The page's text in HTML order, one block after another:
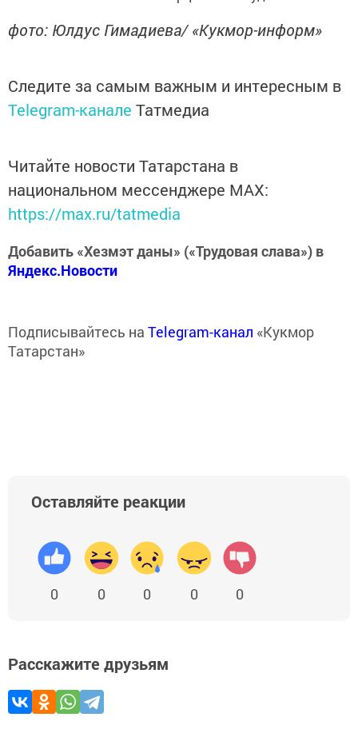
фото: Юлдус Гимадиева/ «Кукмор-информ»
Следите за самым важным и интересным в
Telegram-канале Татмедиа
Читайте новости Татарстана в
национальном мессенджере MАХ:
https://max.ru/tatmedia
Добавить «Хезмэт даны» («Трудовая слава») в
Яндекс.Новости
Подписывайтесь на Telegram-канал «Кукмор
Татарстан»
Оставляйте реакции
0 0 0 0 0
Расскажите друзьям